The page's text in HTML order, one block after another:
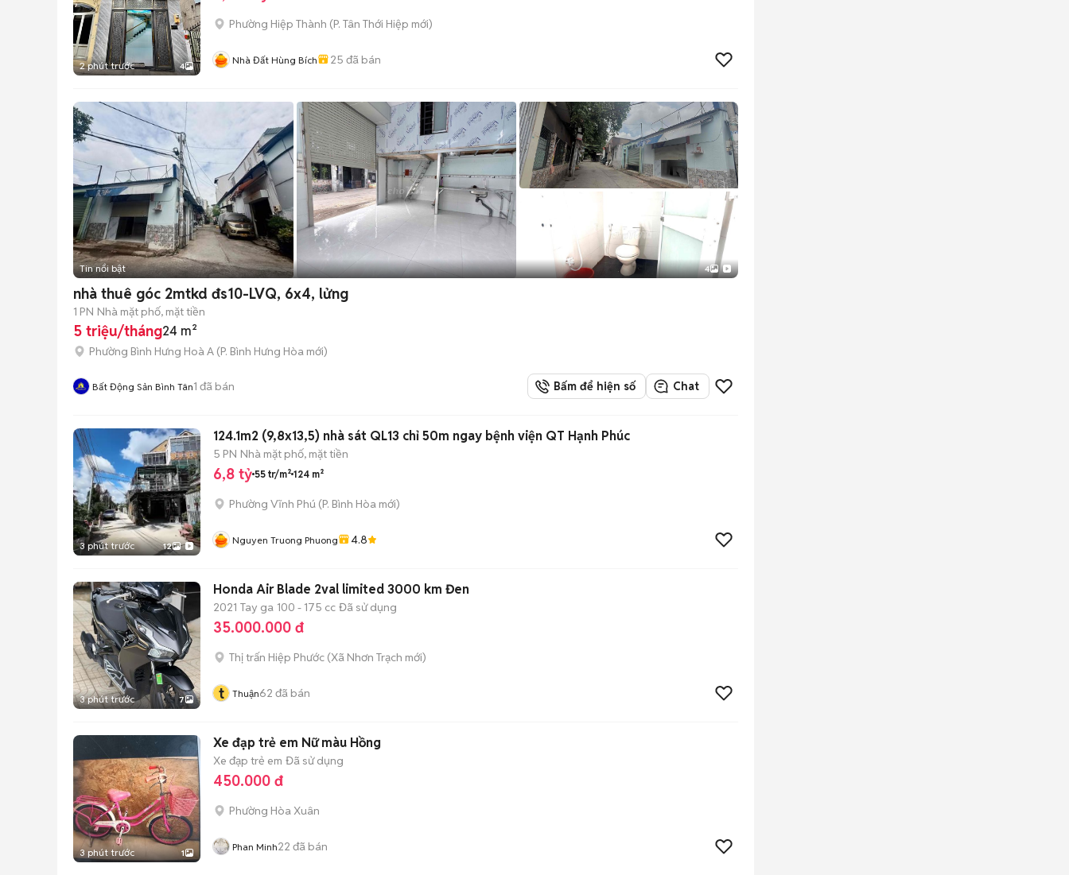
2 phút trước 4
Phường Hiệp Thành (P. Tân Thới Hiệp mới)
Nhà Đất Hùng Bích 25 đã bán
Tin nổi bật 4
nhà thuê góc 2mtkd đs10-LVQ, 6x4, lửng
1 PN Nhà mặt phố, mặt tiền
5 triệu/tháng24 m²
Phường Bình Hưng Hoà A (P. Bình Hưng Hòa mới)
Bất Động Sản Bình Tân1 đã bán Bấm để hiện số Chat
3 phút trước 12
124.1m2 (9,8x13,5) nhà sát QL13 chỉ 50m ngay bệnh viện QT Hạnh Phúc
5 PN Nhà mặt phố, mặt tiền
6,8 tỷ 55 tr/m² 124 m²
Phường Vĩnh Phú (P. Bình Hòa mới)
Nguyen Truong Phuong 4.8
3 phút trước 7
Honda Air Blade 2val limited 3000 km Đen
2021 Tay ga 100 - 175 cc Đã sử dụng
35.000.000 đ
Thị trấn Hiệp Phước (Xã Nhơn Trạch mới)
t Thuận62 đã bán
3 phút trước 1
Xe đạp trẻ em Nữ màu Hồng
Xe đạp trẻ em Đã sử dụng
450.000 đ
Phường Hòa Xuân
Phan Minh22 đã bán